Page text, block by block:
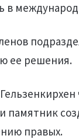
в
ее решения.
памятник
правых.